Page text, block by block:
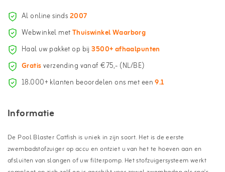
Al online sinds2007
Webwinkel metThuiswinkel Waarborg
Haal uw pakket op bij3500+ afhaalpunten
Gratisverzending vanaf €75,- (NL/BE)
18.000+ klanten beoordelen ons met een9.1
Informatie
De Pool Blaster Catfish is uniek in zijn soort. Het is de eerste
zwembadstofzuiger op accu en ontziet u van het te hoeven aan en
afsluiten van slangen of uw filterpomp. Het stofzuigersysteem werkt